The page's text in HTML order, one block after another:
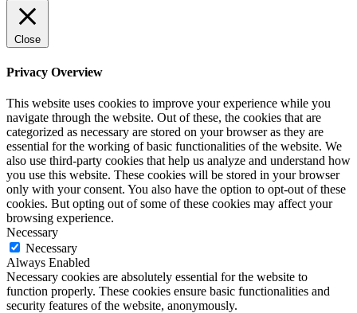
Close
Privacy Overview
This website uses cookies to improve your experience while you
navigate through the website. Out of these, the cookies that are
categorized as necessary are stored on your browser as they are
essential for the working of basic functionalities of the website. We
also use third-party cookies that help us analyze and understand how
you use this website. These cookies will be stored in your browser
only with your consent. You also have the option to opt-out of these
cookies. But opting out of some of these cookies may affect your
browsing experience.
Necessary
Necessary
Always Enabled
Necessary cookies are absolutely essential for the website to
function properly. These cookies ensure basic functionalities and
security features of the website, anonymously.